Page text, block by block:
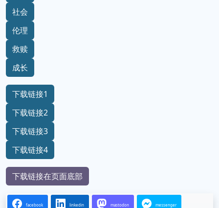
社会
伦理
救赎
成长
下载链接1
下载链接2
下载链接3
下载链接4
下载链接在页面底部
facebook linkedin mastodon messenger